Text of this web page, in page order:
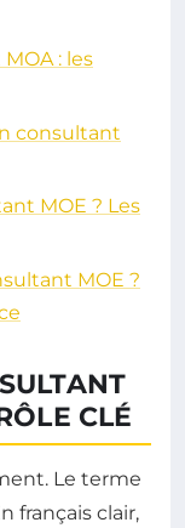
: les
consultant
MOE ? Les
MOE ?
CLÉ
Le terme
français clair,